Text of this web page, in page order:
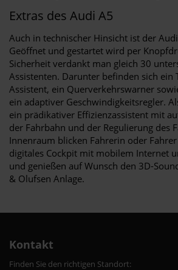
Extras des Audi A5
Auch in technischer Hinsicht ist der
Geöffnet und gestartet wird per
Sicherheit verdankt man gleich 30
Assistenten. Darunter befinden sich ein
Assistent, ein Querverkehrswarner
ein adaptiver Geschwindigkeitsregler.
ein prädikativer Effizienzassistent mit
der Fahrbahn und der Regulierung des
Innenraum blicken Fahrerin oder
digitales Cockpit mit mobilem Internet
und genießen auf Wunsch den 3D-
& Olufsen Anlage.
Kontakt
Finden Sie den richtigen Standort: